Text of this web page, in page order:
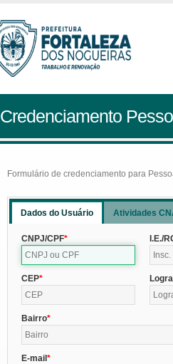
Credenciamento
Formulário de credenciamento para
Dados do Usuário Atividades
CNPJ/CPF I.E./
CEP
Bairro
E-mail